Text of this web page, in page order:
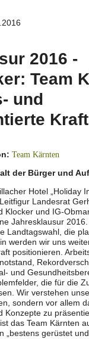
2016 -
Team
und
Kraft
Team Kärnten
der Bürger und
Hotel „Holiday
Landesrat
Klocker und IG-
Jahresklausur
Landtagswahl, die
werden wir uns
positionieren.
und
die für die
Wir verstehen
sondern vor allem
Konzepte zu
das Team Kärnten
„bestens gerüstet und